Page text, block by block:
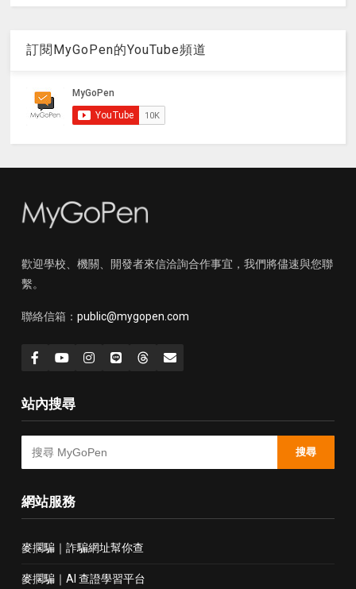
訂閱MyGoPen的YouTube頻道
歡迎學校、機關、開發者來信洽詢合作事宜，我們將儘速與您聯
繫。
聯絡信箱： public@mygopen.com
站內搜尋
搜尋
網站服務
麥擱騙｜詐騙網址幫你查
麥擱騙｜AI 查證學習平台